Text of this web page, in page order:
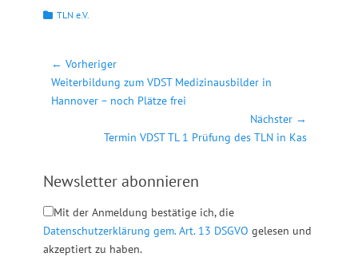
Okertalsperre erfasst.
Erfolgskontrolle der
von uns bisher
getätigten
Fischbesatzmaßnahme
Erhaltung eines
strukturierten
Hierfür werden
Probebefischungen
durchgeführt. Die
Kategorien
TLN e.V.
Beitragsnavigation
← Vorheriger
Vorheriger
Beitrag:
Weiterbildung zum VDST Medizinausbilder in
Hannover – noch Plätze frei
Nächster →
Termin VDST TL 1 Prüfung des TLN in Kas
Newsletter abonnieren
Mit der Anmeldung bestätige ich, die
Datenschutzerklärung gem. Art. 13 DSGVO gelesen und
akzeptiert zu haben.